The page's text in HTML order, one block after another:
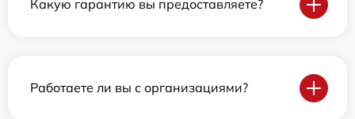
Какую гарантию вы предоставляете?
Работаете ли вы с организациями?